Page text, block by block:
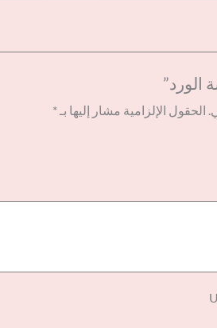
الورد”
الحقول الإلزامية مشار إليها بـ *